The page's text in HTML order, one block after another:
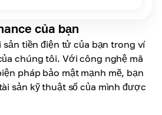
của bạn
tiền điện tử của bạn trong ví
chúng tôi. Với công nghệ mã
pháp bảo mật mạnh mẽ, bạn
sản kỹ thuật số của mình được